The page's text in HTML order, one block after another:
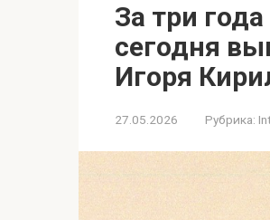
За три
сегодня
Игоря
27.05.2026 Рубрика: